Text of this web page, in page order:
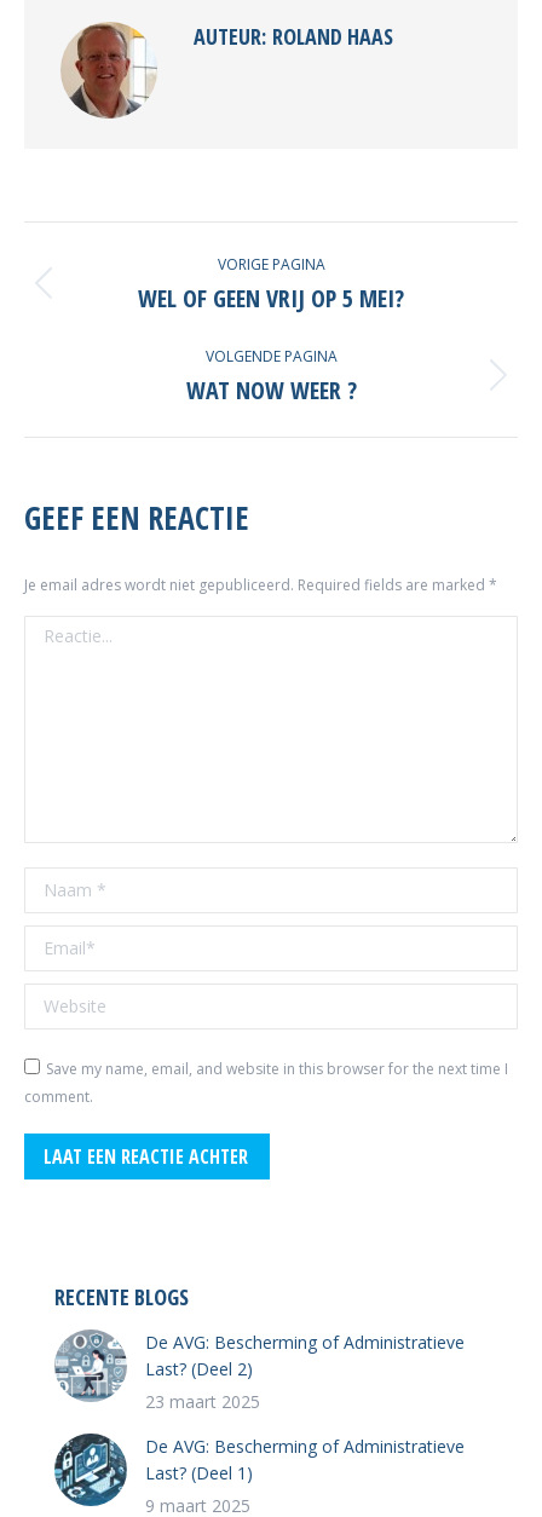
AUTEUR: ROLAND HAAS
NAVIGATION
VORIGE PAGINA
Vorige
WEL OF GEEN VRIJ OP 5 MEI?
VOLGENDE PAGINA
Volgende
WAT NOW WEER ?
GEEF EEN REACTIE
Je email adres wordt niet gepubliceerd. Required fields are marked *
Reactie...
Naam *
Email *
Website
Save my name, email, and website in this browser for the next time I
comment.
LAAT EEN REACTIE ACHTER
RECENTE BLOGS
De AVG: Bescherming of Administratieve
Last? (Deel 2)
23 maart 2025
De AVG: Bescherming of Administratieve
Last? (Deel 1)
9 maart 2025